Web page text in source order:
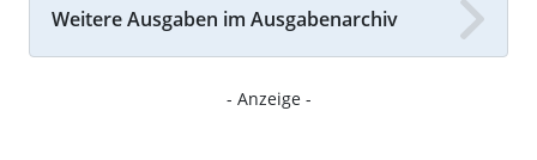
Weitere Ausgaben im Ausgabenarchiv
- Anzeige -